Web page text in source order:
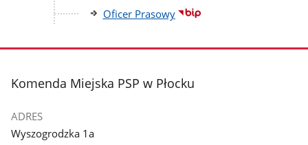
Oficer Prasowy
stopka
Komenda Miejska PSP w Płocku
ADRES
Wyszogrodzka 1a